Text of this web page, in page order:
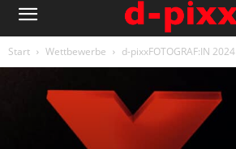
Start Wettbewerbe d-pixxFOTOGRAF:IN 2024